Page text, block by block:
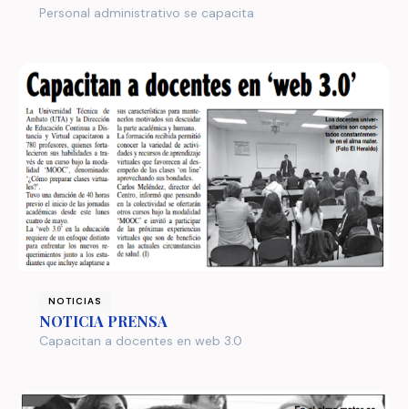
Personal administrativo se capacita
NOTICIAS
NOTICIA PRENSA
Capacitan a docentes en web 3.0